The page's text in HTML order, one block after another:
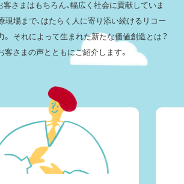
客さまはもちろん、幅広く社会に貢献していま
現場まで、はたらく人に寄り添い続けるリコー
それによって生まれた新たな価値創造とは？
さまの声とともにご紹介します。